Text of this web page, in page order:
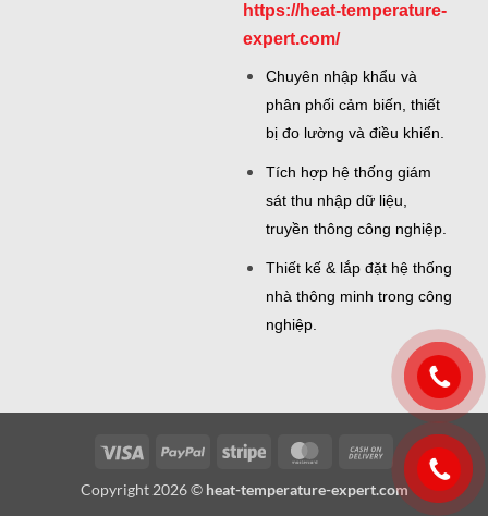
https://heat-temperature-
expert.com/
Chuyên nhập khẩu và
phân phối cảm biến, thiết
bị đo lường và điều khiển.
Tích hợp hệ thống giám
sát thu nhập dữ liệu,
truyền thông công nghiệp.
Thiết kế & lắp đặt hệ thống
nhà thông minh trong công
nghiệp.
Visa PayPal Stripe MasterCardCash
On
Delivery
Copyright 2026 © heat-temperature-expert.com